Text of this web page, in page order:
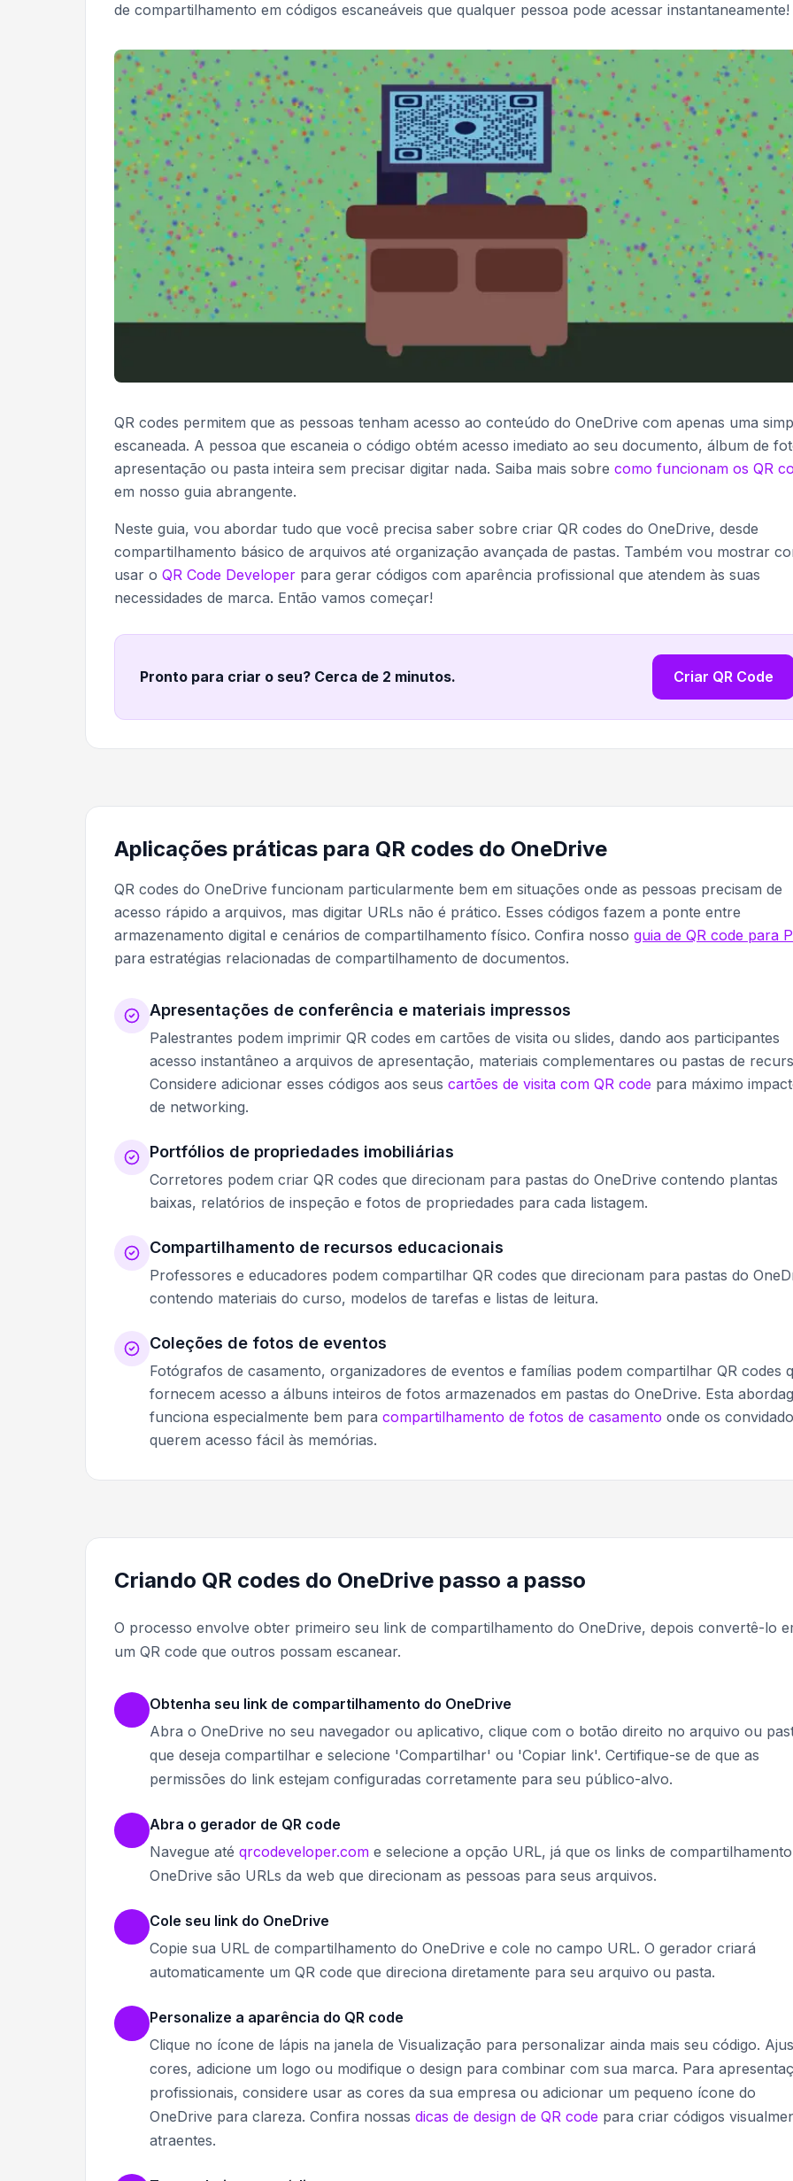
de compartilhamento em códigos escaneáveis que qualquer pessoa pode acessar instantaneamente!
QR codes permitem que as pessoas tenham acesso ao conteúdo do OneDrive com apenas uma
escaneada. A pessoa que escaneia o código obtém acesso imediato ao seu documento, álbum de
apresentação ou pasta inteira sem precisar digitar nada. Saiba mais sobre como funcionam os QR
em nosso guia abrangente.
Neste guia, vou abordar tudo que você precisa saber sobre criar QR codes do OneDrive, desde
compartilhamento básico de arquivos até organização avançada de pastas. Também vou mostrar
usar o QR Code Developer para gerar códigos com aparência profissional que atendem às suas
necessidades de marca. Então vamos começar!
Pronto para criar o seu? Cerca de 2 minutos. Criar QR Code
Aplicações práticas para QR codes do OneDrive
QR codes do OneDrive funcionam particularmente bem em situações onde as pessoas precisam de
acesso rápido a arquivos, mas digitar URLs não é prático. Esses códigos fazem a ponte entre
armazenamento digital e cenários de compartilhamento físico. Confira nosso guia de QR code para
para estratégias relacionadas de compartilhamento de documentos.
Apresentações de conferência e materiais impressos
Palestrantes podem imprimir QR codes em cartões de visita ou slides, dando aos participantes
acesso instantâneo a arquivos de apresentação, materiais complementares ou pastas de
Considere adicionar esses códigos aos seus cartões de visita com QR code para máximo
de networking.
Portfólios de propriedades imobiliárias
Corretores podem criar QR codes que direcionam para pastas do OneDrive contendo plantas
baixas, relatórios de inspeção e fotos de propriedades para cada listagem.
Compartilhamento de recursos educacionais
Professores e educadores podem compartilhar QR codes que direcionam para pastas do
contendo materiais do curso, modelos de tarefas e listas de leitura.
Coleções de fotos de eventos
Fotógrafos de casamento, organizadores de eventos e famílias podem compartilhar QR codes
fornecem acesso a álbuns inteiros de fotos armazenados em pastas do OneDrive. Esta
funciona especialmente bem para compartilhamento de fotos de casamento onde os
querem acesso fácil às memórias.
Criando QR codes do OneDrive passo a passo
O processo envolve obter primeiro seu link de compartilhamento do OneDrive, depois convertê-lo
um QR code que outros possam escanear.
Obtenha seu link de compartilhamento do OneDrive
Abra o OneDrive no seu navegador ou aplicativo, clique com o botão direito no arquivo ou
que deseja compartilhar e selecione 'Compartilhar' ou 'Copiar link'. Certifique-se de que as
permissões do link estejam configuradas corretamente para seu público-alvo.
Abra o gerador de QR code
Navegue até qrcodeveloper.com e selecione a opção URL, já que os links de
OneDrive são URLs da web que direcionam as pessoas para seus arquivos.
Cole seu link do OneDrive
Copie sua URL de compartilhamento do OneDrive e cole no campo URL. O gerador criará
automaticamente um QR code que direciona diretamente para seu arquivo ou pasta.
Personalize a aparência do QR code
Clique no ícone de lápis na janela de Visualização para personalizar ainda mais seu código.
cores, adicione um logo ou modifique o design para combinar com sua marca. Para
profissionais, considere usar as cores da sua empresa ou adicionar um pequeno ícone do
OneDrive para clareza. Confira nossas dicas de design de QR code para criar códigos
atraentes.